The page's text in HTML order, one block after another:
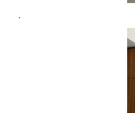
.